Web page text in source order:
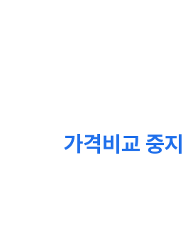
가격비교 중지